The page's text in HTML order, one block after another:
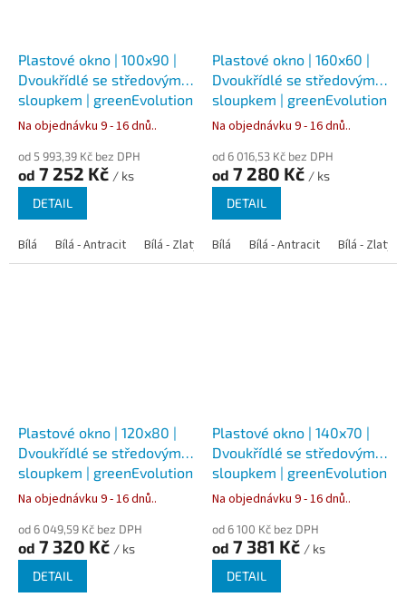
Plastové okno | 100x90 |
Dvoukřídlé se středovým
sloupkem | greenEvolution
76
Na objednávku 9 - 16 dnů..
od 5 993,39 Kč bez DPH
od 7 252 Kč / ks
DETAIL
Bílá Bílá - Antracit Bílá - Zlatý dub Bílá - Tmavý dub Bílá -
Plastové okno | 160x60 |
Dvoukřídlé se středovým
sloupkem | greenEvolution
76
Na objednávku 9 - 16 dnů..
od 6 016,53 Kč bez DPH
od 7 280 Kč / ks
DETAIL
Bílá Bílá - Antracit Bílá - Zlatý
Plastové okno | 120x80 |
Dvoukřídlé se středovým
sloupkem | greenEvolution
76
Na objednávku 9 - 16 dnů..
od 6 049,59 Kč bez DPH
od 7 320 Kč / ks
DETAIL
Plastové okno | 140x70 |
Dvoukřídlé se středovým
sloupkem | greenEvolution
76
Na objednávku 9 - 16 dnů..
od 6 100 Kč bez DPH
od 7 381 Kč / ks
DETAIL